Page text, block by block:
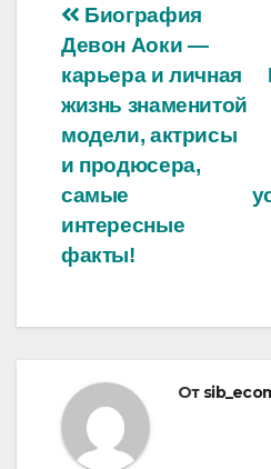
Навигация
по
записям
Биография
Девон Аоки —
карьера и личная
жизнь знаменитой
модели, актрисы
и продюсера,
самые
интересные
факты!
От